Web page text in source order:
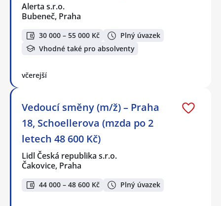
Alerta s.r.o.
Bubeneč, Praha
30 000 – 55 000 Kč
Plný úvazek
Vhodné také pro absolventy
včerejší
Vedoucí směny (m/ž) – Praha
18, Schoellerova (mzda po 2
letech 48 600 Kč)
Lidl Česká republika s.r.o.
Čakovice, Praha
44 000 – 48 600 Kč Plný úvazek